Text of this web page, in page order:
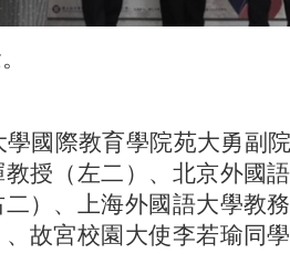
際教育學院苑大勇副院
授（左二）、北京外國
）、上海外國語大學教
故宮校園大使李若瑜同